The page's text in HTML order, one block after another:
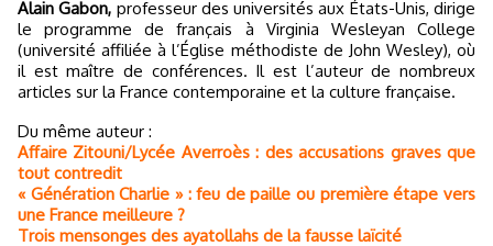
Alain Gabon, professeur des universités aux États-Unis, dirige
le programme de français à Virginia Wesleyan College
(université affiliée à l’Église méthodiste de John Wesley), où
il est maître de conférences. Il est l’auteur de nombreux
articles sur la France contemporaine et la culture française.
Du même auteur :
Affaire Zitouni/Lycée Averroès : des accusations graves que
tout contredit
« Génération Charlie » : feu de paille ou première étape vers
une France meilleure ?
Trois mensonges des ayatollahs de la fausse laïcité